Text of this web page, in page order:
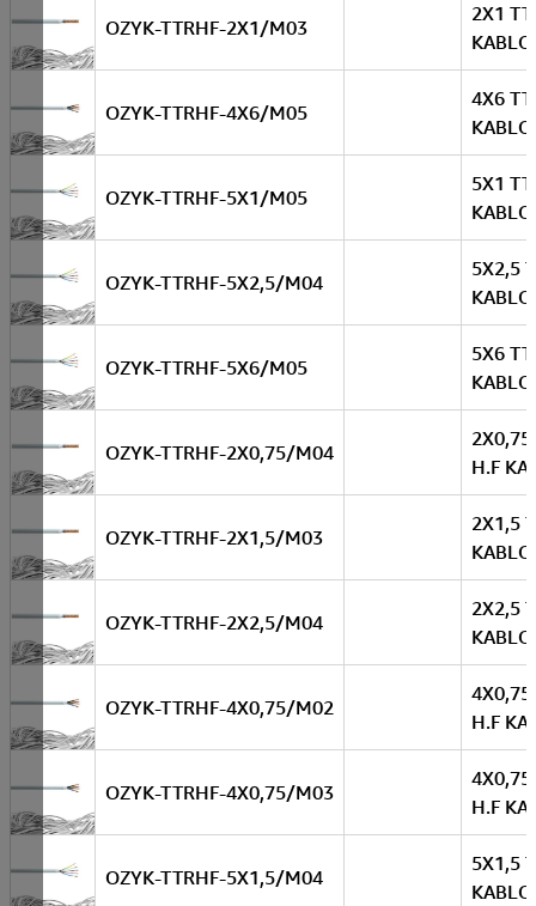
OZYK-TTRHF-2X1/M03
2X1
KABLO
OZYK-TTRHF-4X6/M05
4X6
KABLO
OZYK-TTRHF-5X1/M05
5X1
KABLO
OZYK-TTRHF-5X2,5/M04
5X2,5
KABLO
OZYK-TTRHF-5X6/M05
5X6
KABLO
OZYK-TTRHF-2X0,75/M04
2X0,75
H.F
OZYK-TTRHF-2X1,5/M03
2X1,5
KABLO
OZYK-TTRHF-2X2,5/M04
2X2,5
KABLO
OZYK-TTRHF-4X0,75/M02
4X0,75
H.F
OZYK-TTRHF-4X0,75/M03
4X0,75
H.F
OZYK-TTRHF-5X1,5/M04
5X1,5
KABLO